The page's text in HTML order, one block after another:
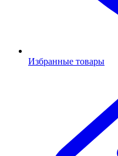
Избранные товары